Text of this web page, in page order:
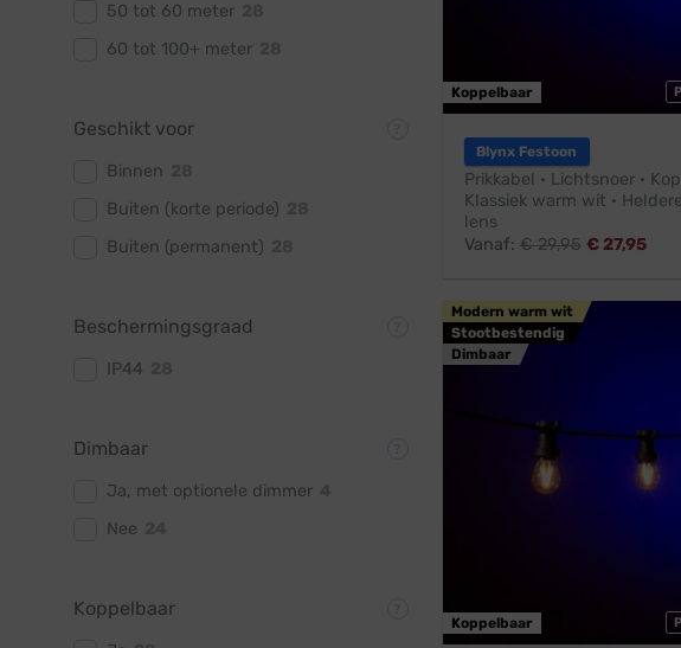
50 tot 60 meter
60 tot 100+ meter
Geschikt voor
Binnen
Buiten (korte periode)
Buiten (permanent)
Beschermingsgraad
IP44
Dimbaar
Ja, met optionele dimmer
Nee
Koppelbaar
Koppelbaar
Blynx Festoon
Prikkabel · Lichtsnoer ·
Klassiek warm wit ·
lens
Vanaf: €29,95 €27,95
Modern warm wit
Stootbestendig
Dimbaar
Koppelbaar